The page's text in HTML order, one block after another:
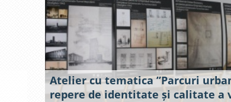
Atelier cu tematica ”Parcuri
repere de identitate și calitate a